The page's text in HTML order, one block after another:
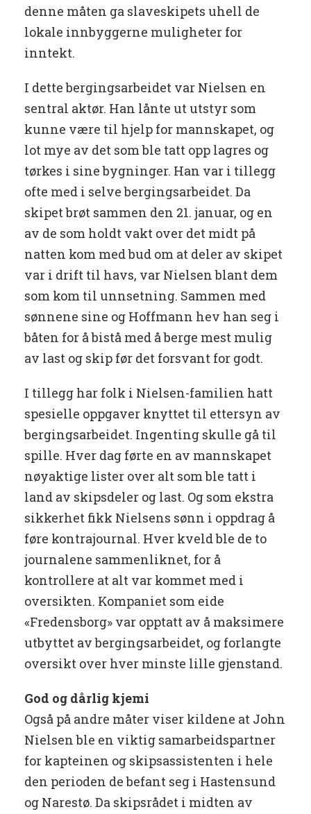
denne måten ga slaveskipets uhell de
lokale innbyggerne muligheter for
inntekt.
I dette bergingsarbeidet var Nielsen en
sentral aktør. Han lånte ut utstyr som
kunne være til hjelp for mannskapet, og
lot mye av det som ble tatt opp lagres og
tørkes i sine bygninger. Han var i tillegg
ofte med i selve bergingsarbeidet. Da
skipet brøt sammen den 21. januar, og en
av de som holdt vakt over det midt på
natten kom med bud om at deler av skipet
var i drift til havs, var Nielsen blant dem
som kom til unnsetning. Sammen med
sønnene sine og Hoffmann hev han seg i
båten for å bistå med å berge mest mulig
av last og skip før det forsvant for godt.
I tillegg har folk i Nielsen-familien hatt
spesielle oppgaver knyttet til ettersyn av
bergingsarbeidet. Ingenting skulle gå til
spille. Hver dag førte en av mannskapet
nøyaktige lister over alt som ble tatt i
land av skipsdeler og last. Og som ekstra
sikkerhet fikk Nielsens sønn i oppdrag å
føre kontrajournal. Hver kveld ble de to
journalene sammenliknet, for å
kontrollere at alt var kommet med i
oversikten. Kompaniet som eide
«Fredensborg» var opptatt av å maksimere
utbyttet av bergingsarbeidet, og forlangte
oversikt over hver minste lille gjenstand.
God og dårlig kjemi
Også på andre måter viser kildene at John
Nielsen ble en viktig samarbeidspartner
for kapteinen og skipsassistenten i hele
den perioden de befant seg i Hastensund
og Narestø. Da skipsrådet i midten av